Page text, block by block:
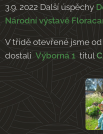
3.9. 2022 Další úspěchy
Národní výstavě
V třídě otevřené jsme
dostali Výborná 1 titul